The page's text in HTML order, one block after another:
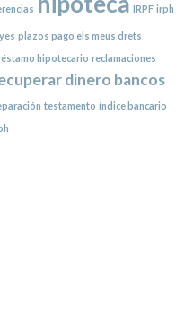
IRPF irph
plazos pago els meus drets
hipotecario reclamaciones
dinero bancos
testamento índice bancario